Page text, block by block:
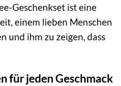
Geschenkset ist eine
einem lieben Menschen
und ihm zu zeigen, dass
für jeden Geschmack